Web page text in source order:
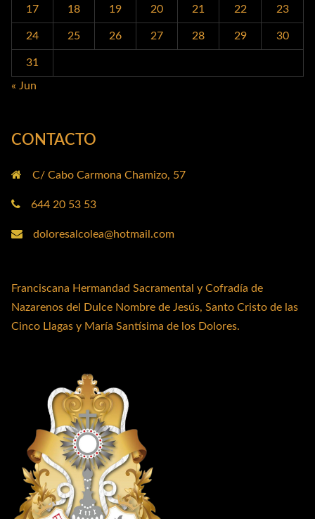
17 18 19 20 21 22 23
24 25 26 27 28 29 30
31
« Jun
CONTACTO
C/ Cabo Carmona Chamizo, 57
644 20 53 53
doloresalcolea@hotmail.com
Franciscana Hermandad Sacramental y Cofradía de
Nazarenos del Dulce Nombre de Jesús, Santo Cristo de las
Cinco Llagas y María Santísima de los Dolores.